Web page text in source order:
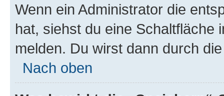
Wenn ein Administrator die
hat, siehst du eine Schaltfläche
melden. Du wirst dann durch
Nach oben